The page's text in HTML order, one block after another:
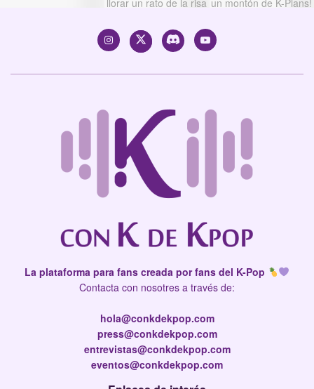
La plataforma para fans creada por fans del K-Pop
Contacta con nosotres a través de:
hola@conkdekpop.com
press@conkdekpop.com
entrevistas@conkdekpop.com
eventos@conkdekpop.com